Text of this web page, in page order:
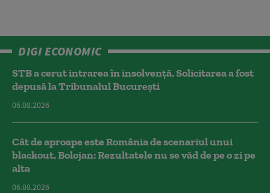
DIGI ECONOMIC
STB a cerut intrarea în insolvență. Solicitarea a fost
depusă la Tribunalul București
06.08.2026
Cât de aproape este România de scenariul unui
blackout. Bolojan: Rezultatele nu se văd de pe o zi pe
alta
06.08.2026